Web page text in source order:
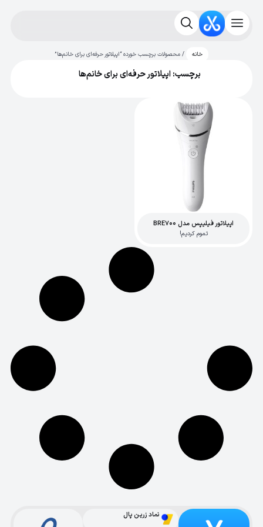
خانه / محصولات برچسب خورده “اپیلاتور حرفه‌ای برای خانم‌ها”
برچسب: اپیلاتور حرفه‌ای برای خانم‌ها
اپیلاتور فیلیپس مدل BRE700
تموم کردیم!
نماد زرین پال